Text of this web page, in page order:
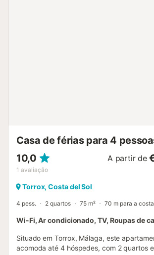
Casa de férias para 4
10,0
1 avaliação
A partir de
Torrox, Costa del Sol
4 pess. 2 quartos 75 m² 70 m para a costa
Wi-Fi, Ar condicionado, TV, Roupas de
Situado em Torrox, Málaga, este
acomoda até 4 hóspedes, com 2 quartos